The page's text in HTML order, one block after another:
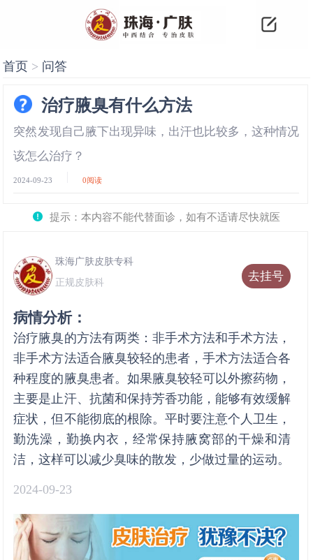
首页 > 问答
治疗腋臭有什么方法
突然发现自己腋下出现异味，出汗也比较多，这种情况
该怎么治疗？
2024-09-23 0阅读
提示：本内容不能代替面诊，如有不适请尽快就医
去挂号
珠海广肤皮肤专科
正规皮肤科
病情分析：
治疗腋臭的方法有两类：非手术方法和手术方法，
非手术方法适合腋臭较轻的患者，手术方法适合各
种程度的腋臭患者。如果腋臭较轻可以外擦药物，
主要是止汗、抗菌和保持芳香功能，能够有效缓解
症状，但不能彻底的根除。平时要注意个人卫生，
勤洗澡，勤换内衣，经常保持腋窝部的干燥和清
洁，这样可以减少臭味的散发，少做过量的运动。
2024-09-23